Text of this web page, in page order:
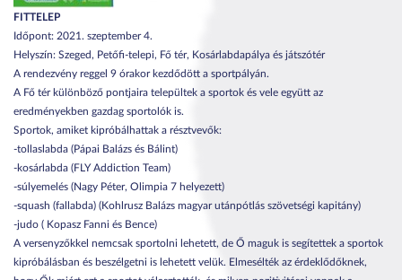
FITTELEP
Időpont: 2021. szeptember 4.
Helyszín: Szeged, Petőfi-telepi, Fő tér, Kosárlabdapálya és játszótér
A rendezvény reggel 9 órakor kezdődött a sportpályán.
A Fő tér különböző pontjaira települtek a sportok és vele együtt az
eredményekben gazdag sportolók is.
Sportok, amiket kipróbálhattak a résztvevők:
-tollaslabda (Pápai Balázs és Bálint)
-kosárlabda (FLY Addiction Team)
-súlyemelés (Nagy Péter, Olimpia 7 helyezett)
-squash (fallabda) (Kohlrusz Balázs magyar utánpótlás szövetségi kapitány)
-judo ( Kopasz Fanni és Bence)
A versenyzőkkel nemcsak sportolni lehetett, de Ő maguk is segítettek a sportok
kipróbálásban és beszélgetni is lehetett velük. Elmesélték az érdeklődőknek,